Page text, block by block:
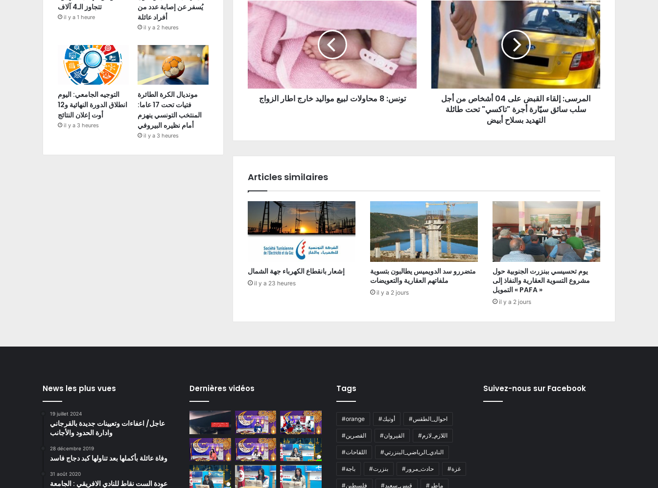
تونس: 8 محاولات لبيع مواليد خارج اطار الزواج
المرسى: إلقاء القبض على 04 أشخاص من أجل
سلب سائق سيّارة أجرة "تاكسي" تحت طائلة
التهديد بسلاح أبيض
Articles similaires
إشعار بانقطاع الكهرباء جهة الشمال
il y a 23 heures
متضررو سد الدويميس يطالبون بتسوية
ملفاتهم العقارية والتعويضات
il y a 2 jours
يوم تحسيسي ببنزرت الجنوبية حول
مشروع التسوية العقارية والنفاذ إلى
التمويل « PAFA »
il y a 2 jours
تتجاوز الـ4 آلاف
il y a 1 heure
يُسفر عن إصابة عدد من
أفراد عائلة
il y a 2 heures
التوجيه الجامعي: اليوم
انطلاق الدورة النهائية و12
أوت إعلان النتائج
il y a 3 heures
مونديال الكرة الطائرة
فتيات تحت 17 عاما:
المنتخب التونسي ينهزم
أمام نظيره البيروفي
il y a 3 heures
News les plus vues
19 juillet 2024
عاجل/ اعفاءات وتعيينات جديدة بالقرجاني
وادارة الحدود والأجانب
28 décembre 2019
وفاة عائلة بأكملها بعد تناولها كبد دجاج فاسد
31 août 2020
عودة الست نقاط للنادي الافريقي : الجامعة
Dernières vidéos Tags
#orange #أوتيك #احوال_الطقس
#القصرين #القيروان #اللازم_لازم
#اللقاحات #النادي_الرياضي_البنزرتي
#باجة #بنزرت #حادث_مرور #غزة
#فلسطين #قيس_سعيد #ماطر
Suivez-nous sur Facebook